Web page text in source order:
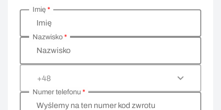
Wprowadź swoje dane osobowe
Imię
Imię*
Nazwisko
Nazwisko*
+48
Wyślemy na ten numer kod zwrotu
Numer telefonu *